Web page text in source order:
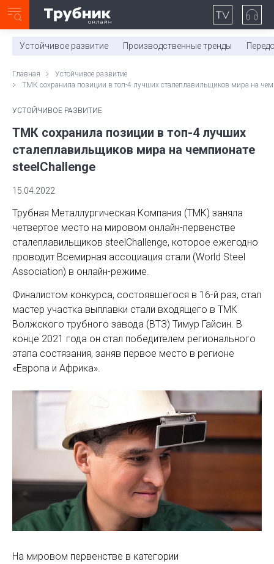
0:00/ 11:03
Устойчивое развитие Производственные тренды
Главная
Устойчивое развитие
ТМК сохранила позиции в топ-4 лучших сталеплавильщиков мира на
УСТОЙЧИВОЕ РАЗВИТИЕ
ТМК сохранила позиции в топ-4 лучших
сталеплавильщиков мира на чемпионате
steelChallenge
15.04.2022
Трубная Металлургическая Компания (ТМК) заняла
четвертое место на мировом онлайн-первенстве
сталеплавильщиков steelChallenge, которое ежегодно
проводит Всемирная ассоциация стали (World Steel
Association) в онлайн-режиме.
Финалистом конкурса, состоявшегося в 16-й раз, стал
мастер участка выплавки стали входящего в ТМК
Волжского трубного завода (ВТЗ) Тимур Гайсин. В
конце 2021 года он стал победителем регионального
этапа состязания, заняв первое место в регионе
«Европа и Африка».
На мировом первенстве в категории